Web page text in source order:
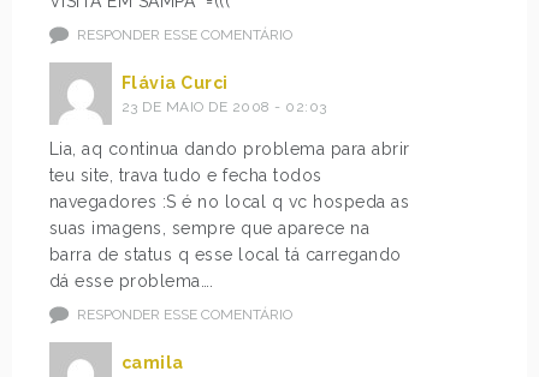
RESPONDER ESSE COMENTÁRIO
Flávia Curci
23 DE MAIO DE 2008 - 02:03
Lia, aq continua dando problema para abrir
teu site, trava tudo e fecha todos
navegadores :S é no local q vc hospeda as
suas imagens, sempre que aparece na
barra de status q esse local tá carregando
dá esse problema….
RESPONDER ESSE COMENTÁRIO
camila